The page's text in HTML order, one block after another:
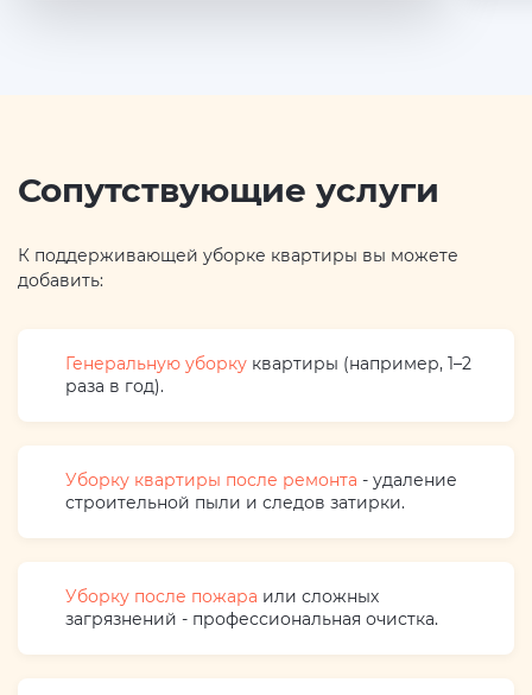
Сопутствующие услуги
К поддерживающей уборке квартиры вы можете
добавить:
Генеральную уборку квартиры (например, 1–2
раза в год).
Уборку квартиры после ремонта - удаление
строительной пыли и следов затирки.
Уборку после пожара или сложных
загрязнений - профессиональная очистка.